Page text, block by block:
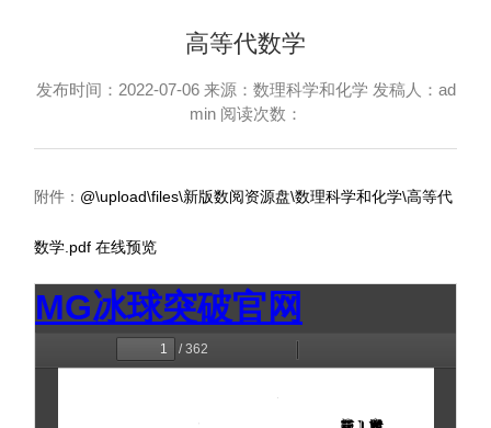
高等代数学
发布时间：2022-07-06 来源：数理科学和化学 发稿人：ad
min 阅读次数：
附件： @\upload\files\新版数阅资源盘\数理科学和化学\高等代
数学.pdf 在线预览